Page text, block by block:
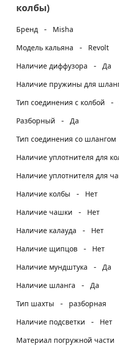
колбы)
Бренд -
Misha
Модель кальяна
-
Revolt
Наличие диффузора
- Да
Наличие пружины для
Тип соединения с колбой
-
Разборный
- Да
Тип соединения со шлангом
Наличие уплотнителя для
Наличие уплотнителя для
Наличие колбы
-
Нет
Наличие чашки
-
Нет
Наличие калауда
-
Нет
Наличие щипцов
-
Нет
Наличие мундштука
- Да
Наличие шланга
- Да
Тип шахты
-
разборная
Наличие подсветки
-
Нет
Материал погружной части